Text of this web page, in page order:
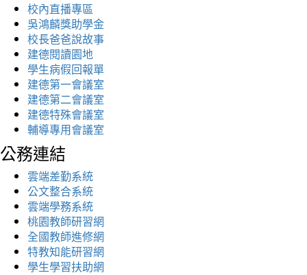
校內直播專區
吳鴻麟獎助學金
校長爸爸說故事
建德閱讀園地
學生病假回報單
建德第一會議室
建德第二會議室
建德特殊會議室
輔導專用會議室
公務連結
雲端差勤系統
公文整合系統
雲端學務系統
桃園教師研習網
全國教師進修網
特教知能研習網
學生學習扶助網